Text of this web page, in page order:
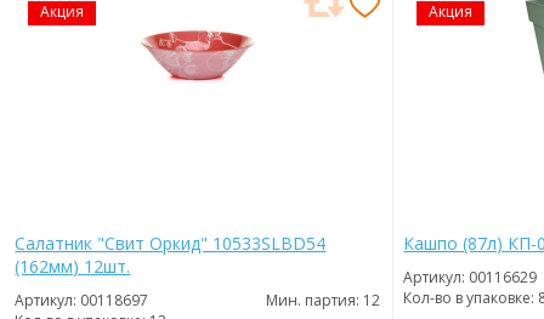
Акция
Салатник "Свит Оркид" 10533SLBD54
(162мм) 12шт.
Артикул: 00118697
Мин. партия: 12
Акция
Кашпо (87л) КП-
Артикул: 00116629
Кол-во в упаковке: